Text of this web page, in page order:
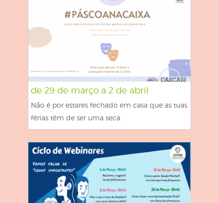
de 29 de março a 2 de abril
Não é por estares fechado em casa que as tuas
férias têm de ser uma seca.